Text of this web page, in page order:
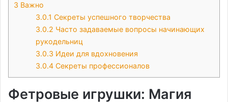
3 Важно
3.0.1 Секреты успешного творчества
3.0.2 Часто задаваемые вопросы начинающих
рукодельниц
3.0.3 Идеи для вдохновения
3.0.4Секреты профессионалов
Фетровые игрушки: Магия